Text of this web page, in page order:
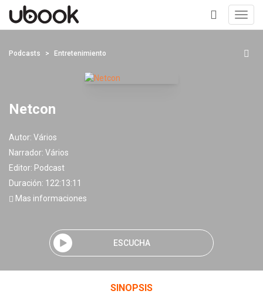
+
Podcasts Entretenimiento
Netcon
Autor: Vários
Narrador: Vários
Editor: Podcast
Duración: 122:13:11
Mas informaciones
ESCUCHA
SINOPSIS